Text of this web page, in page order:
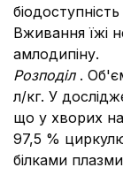
Вживання їжі
амлодипіну.
Розподіл.
л/кг. У
що у хворих на
97,5 %
білками